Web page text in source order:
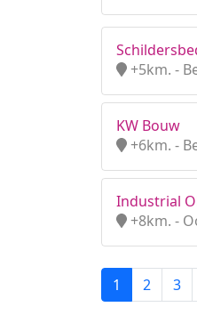
+5km. -
KW Bouw
+6km. -
Industrial
+8km. -
1 2 3